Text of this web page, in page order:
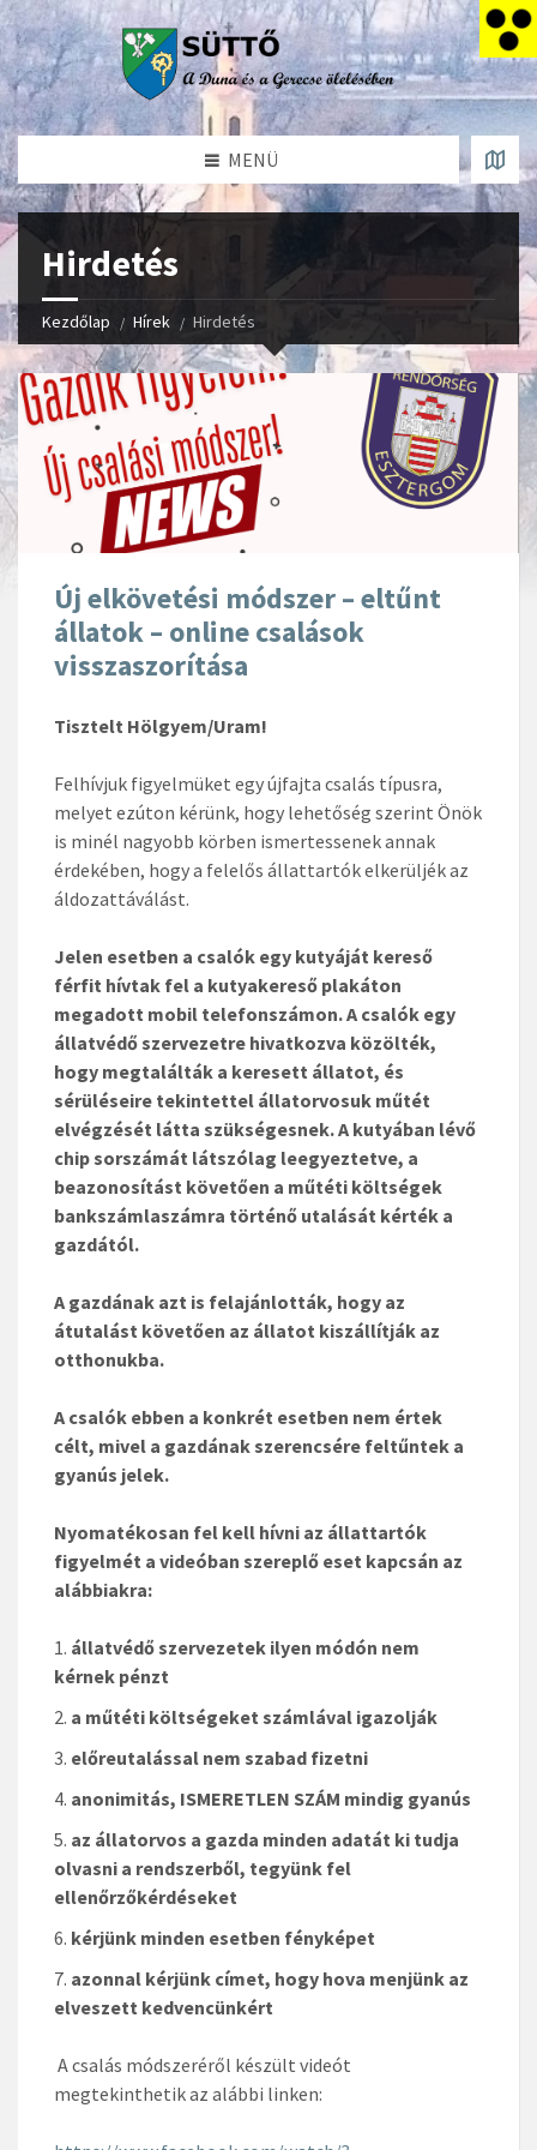
MENÜ
Hirdetés
Kezdőlap Hírek Hirdetés
Új elkövetési módszer – eltűnt
állatok – online csalások
visszaszorítása
Tisztelt Hölgyem/Uram!
Felhívjuk figyelmüket egy újfajta csalás típusra,
melyet ezúton kérünk, hogy lehetőség szerint Önök
is minél nagyobb körben ismertessenek annak
érdekében, hogy a felelős állattartók elkerüljék az
áldozattáválást.
Jelen esetben a csalók egy kutyáját kereső
férfit hívtak fel a kutyakereső plakáton
megadott mobil telefonszámon. A csalók egy
állatvédő szervezetre hivatkozva közölték,
hogy megtalálták a keresett állatot, és
sérüléseire tekintettel állatorvosuk műtét
elvégzését látta szükségesnek. A kutyában lévő
chip sorszámát látszólag leegyeztetve, a
beazonosítást követően a műtéti költségek
bankszámlaszámra történő utalását kérték a
gazdától.
A gazdának azt is felajánlották, hogy az
átutalást követően az állatot kiszállítják az
otthonukba.
A csalók ebben a konkrét esetben nem értek
célt, mivel a gazdának szerencsére feltűntek a
gyanús jelek.
Nyomatékosan fel kell hívni az állattartók
figyelmét a videóban szereplő eset kapcsán az
alábbiakra:
állatvédő szervezetek ilyen módón nem
kérnek pénzt
a műtéti költségeket számlával igazolják
előreutalással nem szabad fizetni
anonimitás, ISMERETLEN SZÁM mindig gyanús
az állatorvos a gazda minden adatát ki tudja
olvasni a rendszerből, tegyünk fel
ellenőrzőkérdéseket
kérjünk minden esetben fényképet
azonnal kérjünk címet, hogy hova menjünk az
elveszett kedvencünkért
A csalás módszeréről készült videót
megtekinthetik az alábbi linken: